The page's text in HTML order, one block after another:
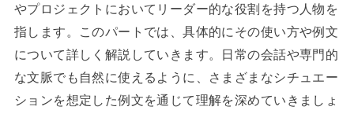
やプロジェクトにおいてリーダー的な役割を持つ人物を
指します。このパートでは、具体的にその使い方や例文
について詳しく解説していきます。日常の会話や専門的
な文脈でも自然に使えるように、さまざまなシチュエー
ションを想定した例文を通じて理解を深めていきましょ